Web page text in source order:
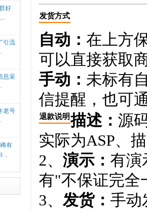
好
引流
息采
老号
有
...
发货方式
自动： 在上方
可以直接获取
手动： 未标有
信提醒，也可
退款说明描述： 源
实际为ASP、
2、 演示： 有演
有"不保证完全
3、 发货： 手动